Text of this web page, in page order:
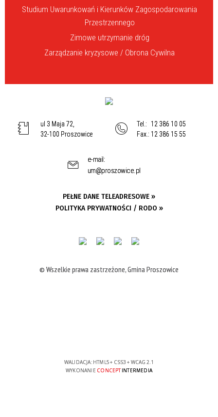
Studium Uwarunkowań i Kierunków Zagospodarowania
Przestrzennego
Zimowe utrzymanie dróg
Zarządzanie kryzysowe / Obrona Cywilna
ul 3 Maja 72,
32-100 Proszowice
Tel.:
12 386 10 05
Fax.: 12 386 15 55
e-mail:
um@proszowice.pl
PEŁNE DANE TELEADRESOWE »
POLITYKA PRYWATNOŚCI / RODO »
© Wszelkie prawa zastrzeżone, Gmina Proszowice
WALIDACJA: HTML5+ CSS3 + WCAG 2.1
WYKONANIE CONCEPTINTERMEDIA